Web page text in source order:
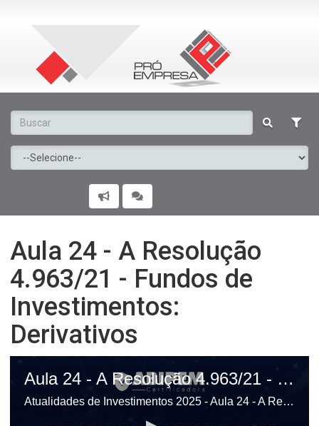
Aula 24 - A Resolução
4.963/21 - Fundos de
Investimentos:
Derivativos
Aula 24 - A Resolução 4.963/21 - Fundos de Investimentos: Derivativos
Atualidades de Investimentos 2025 - Aula 24 - A Resolução 4.963/21 - Fundos de Investimentos: Derivativos